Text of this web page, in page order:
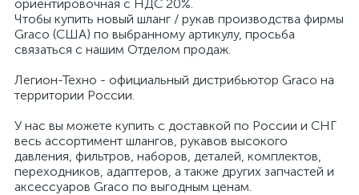
ориентировочная с НДС 20%.
Чтобы купить новый шланг / рукав производства фирмы
Graco (США) по выбранному артикулу, просьба
связаться с нашим Отделом продаж.
Легион-Техно - официальный дистрибьютор Graco на
территории России.
У нас вы можете купить с доставкой по России и СНГ
весь ассортимент шлангов, рукавов высокого
давления, фильтров, наборов, деталей, комплектов,
переходников, адаптеров, а также других запчастей и
аксессуаров Graco по выгодным ценам.